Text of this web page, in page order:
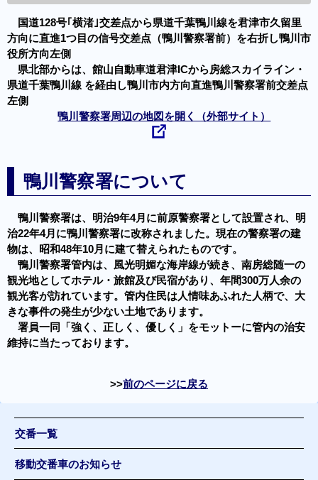
国道128号｢横渚｣交差点から県道千葉鴨川線を君津市久留里
方向に直進1つ目の信号交差点（鴨川警察署前）を右折し鴨川市
役所方向左側
県北部からは、館山自動車道君津ICから房総スカイライン・
県道千葉鴨川線 を経由し鴨川市内方向直進鴨川警察署前交差点
左側
鴨川警察署周辺の地図を開く（外部サイト）
鴨川警察署について
鴨川警察署は、明治9年4月に前原警察署として設置され、明
治22年4月に鴨川警察署に改称されました。現在の警察署の建
物は、昭和48年10月に建て替えられたものです。
鴨川警察署管内は、風光明媚な海岸線が続き、南房総随一の
観光地としてホテル・旅館及び民宿があり、年間300万人余の
観光客が訪れています。管内住民は人情味あふれた人柄で、大
きな事件の発生が少ない土地であります。
署員一同「強く、正しく、優しく」をモットーに管内の治安
維持に当たっております。
前のページに戻る
交番一覧
移動交番車のお知らせ